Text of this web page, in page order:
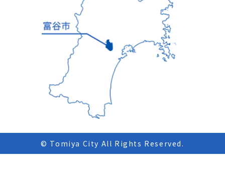
© Tomiya City All Rights Reserved.